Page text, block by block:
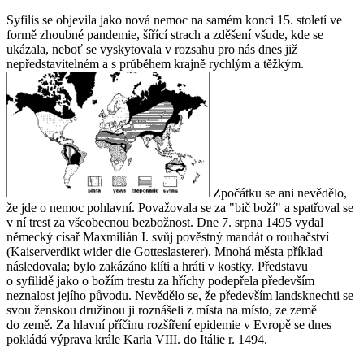
Syfilis se objevila jako nová nemoc na samém konci 15. století ve
formě zhoubné pandemie, šířící strach a zděšení všude, kde se
ukázala, neboť se vyskytovala v rozsahu pro nás dnes již
nepředstavitelném a s průběhem krajně rychlým a těžkým.
Zpočátku se ani nevědělo,
že jde o nemoc pohlavní. Považovala se za "bič boží" a spatřoval se
v ní trest za všeobecnou bezbožnost. Dne 7. srpna 1495 vydal
německý císař Maxmilián I. svůj pověstný mandát o rouhačství
(Kaiserverdikt wider die Gotteslasterer). Mnohá města příklad
následovala; bylo zakázáno klíti a hráti v kostky. Představu
o syfilidě jako o božím trestu za hříchy podepřela především
neznalost jejího původu. Nevědělo se, že především landsknechti se
svou ženskou družinou ji roznášeli z místa na místo, ze země
do země. Za hlavní příčinu rozšíření epidemie v Evropě se dnes
pokládá výprava krále Karla VIII. do Itálie r. 1494.